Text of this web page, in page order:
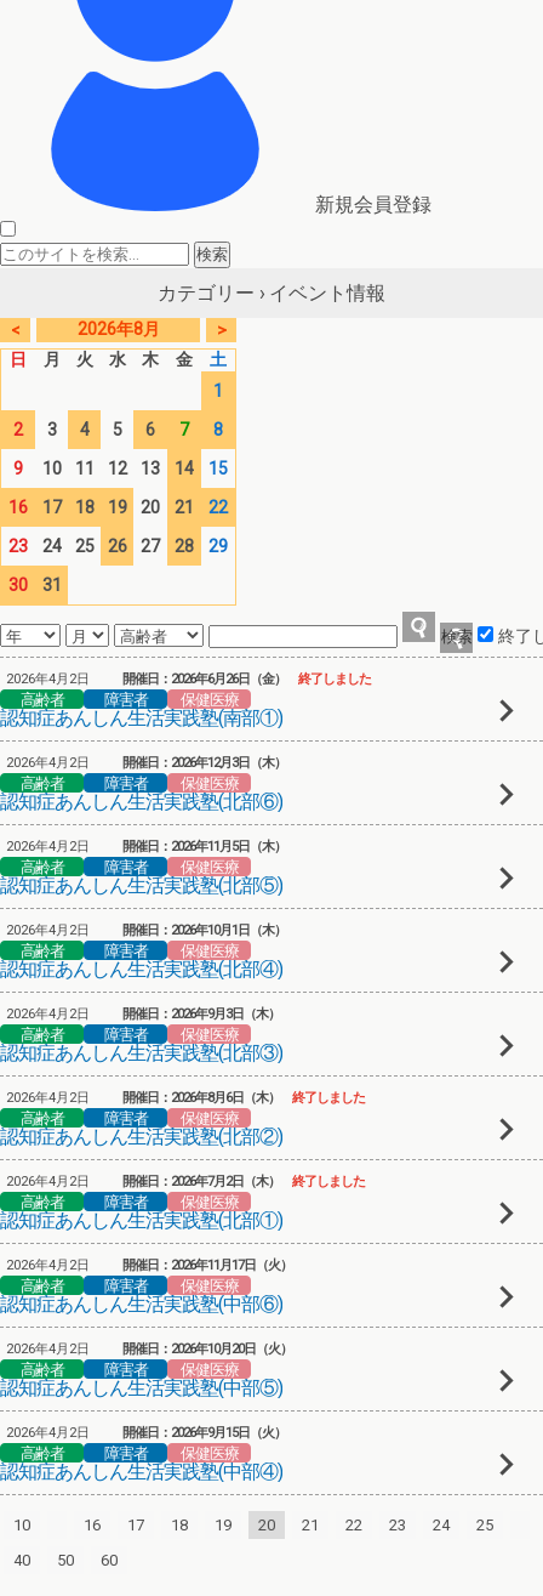
新規会員登録
カテゴリー › イベント情報
< 2026年8月
>
日
月 火 水 木 金
土
1
2
3 4 5 6 7
8
9
10 11 12 13 14
15
16
17 18 19 20 21
22
23
24 25 26 27 28
29
30
31
終了
2026年4月2日
高齢者 障害者 保健医療
認知症あんしん生活実践塾(南部①)
開催日：2026年6月26日（金） 終了しました
2026年4月2日
高齢者 障害者 保健医療
認知症あんしん生活実践塾(北部⑥)
開催日：2026年12月3日（木）
2026年4月2日
高齢者 障害者 保健医療
認知症あんしん生活実践塾(北部⑤)
開催日：2026年11月5日（木）
2026年4月2日
高齢者 障害者 保健医療
認知症あんしん生活実践塾(北部④)
開催日：2026年10月1日（木）
2026年4月2日
高齢者 障害者 保健医療
認知症あんしん生活実践塾(北部③)
開催日：2026年9月3日（木）
2026年4月2日
高齢者 障害者 保健医療
認知症あんしん生活実践塾(北部②)
開催日：2026年8月6日（木） 終了しました
2026年4月2日
高齢者 障害者 保健医療
認知症あんしん生活実践塾(北部①)
開催日：2026年7月2日（木） 終了しました
2026年4月2日
高齢者 障害者 保健医療
認知症あんしん生活実践塾(中部⑥)
開催日：2026年11月17日（火）
2026年4月2日
高齢者 障害者 保健医療
認知症あんしん生活実践塾(中部⑤)
開催日：2026年10月20日（火）
2026年4月2日
高齢者 障害者 保健医療
認知症あんしん生活実践塾(中部④)
開催日：2026年9月15日（火）
10 16 17 18 19 20 21 22 23 24
25
40
50 60